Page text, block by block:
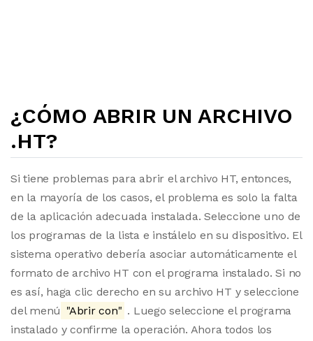
¿CÓMO ABRIR UN ARCHIVO
.HT?
Si tiene problemas para abrir el archivo HT, entonces,
en la mayoría de los casos, el problema es solo la falta
de la aplicación adecuada instalada. Seleccione uno de
los programas de la lista e instálelo en su dispositivo. El
sistema operativo debería asociar automáticamente el
formato de archivo HT con el programa instalado. Si no
es así, haga clic derecho en su archivo HT y seleccione
del menú "Abrir con" . Luego seleccione el programa
instalado y confirme la operación. Ahora todos los